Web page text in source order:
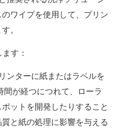
ワイプを使用して、プリン
。
す：
ンターに紙またはラベルを
が経つにつれて、ローラ
ットを開発したりすること
と紙の処理に影響を与える